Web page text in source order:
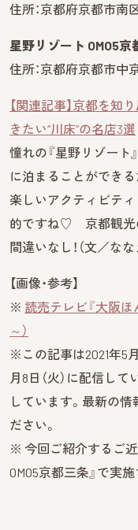
住所：京都府京都市南
星野リゾート OMO5京
住所：京都府京都市中
【関連記事】京都を知
きたい“川床”の名店3選
憧れの『星野リゾート
に泊まることができ
楽しいアクティビテ
的ですね♡ 京都観光
間違いなし！（文／なな
【画像・参考】
※ 読売テレビ『大阪
～）
※この記事は2021年5月
月8日（火）に配信して
しています。最新の情
ださい。
※ 今回ご紹介するご
OMO5京都三条』で実